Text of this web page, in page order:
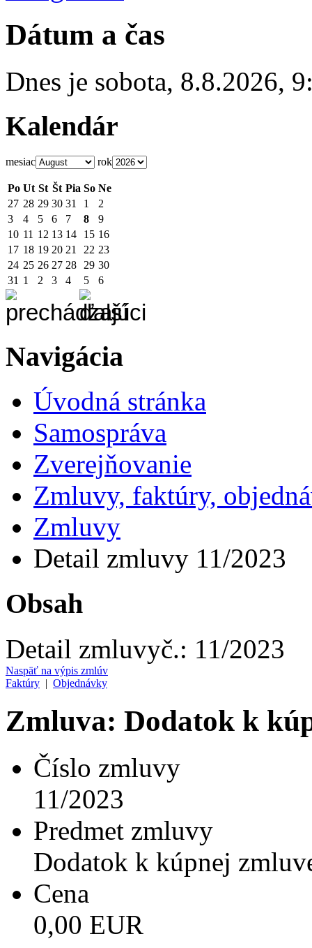
Dátum a čas
Dnes je sobota, 8.8.2026,
Kalendár
mesiac rok
Po Ut St Št Pia So Ne
27 28 29 30 31 1
2
3
4 5 6 7 8
9
10 11 12 13 14 15 16
17 18 19 20 21 22 23
24 25 26 27 28 29 30
31 1 2 3 4 5 6
Navigácia
Úvodná stránka
Samospráva
Zverejňovanie
Zmluvy, faktúry,
Zmluvy
Detail zmluvy 11/2023
Obsah
Detail zmluvyč.: 11/2023
Naspäť na výpis zmlúv
Faktúry | Objednávky
Zmluva: Dodatok k
Číslo zmluvy
11/2023
Predmet zmluvy
Dodatok k kúpnej
Cena
0,00 EUR